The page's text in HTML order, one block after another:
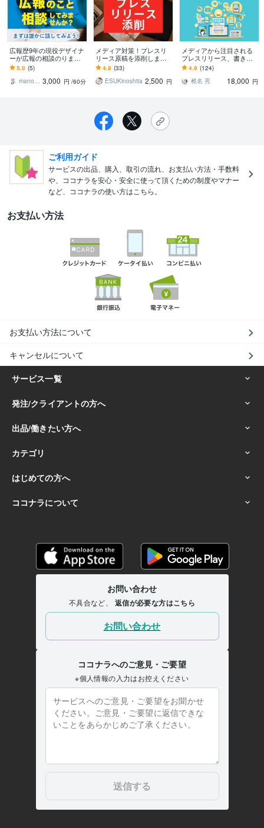
広報歴9年の現役デザイナ
ーが広報の相談のります
広報する方をアシスト
【ひとり広報・小規模事
業者向け】
5.0 (5)
manoma_work 3,000 円 /60分
メディア対策！プレスリ
リース原稿を添削します
新商品・サービスをメデ
ィアへPRしたい方へ。
4.8 (33)
ESUKinoshita 2,500 円
メディアから注目される
プレスリリース、書きま
す 高い集客・宣伝効果が
得られるプレスリリース
を作成します
4.9 (124)
椎名 亮
18,000 円
ご利用ガイド
サービスの出品、購入、取引の流れ、お支払い方法・手数料
や、ココナラを安心・安全に使って頂くための制度やマナー
など、ココナラの使い方はこちら。
お支払い方法
お支払い方法について
キャンセルについて